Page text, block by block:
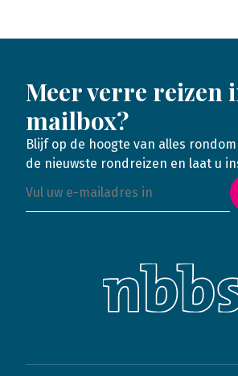
Meer verre reizen
mailbox?
Blijf op de hoogte van alles
de nieuwste rondreizen en laat u